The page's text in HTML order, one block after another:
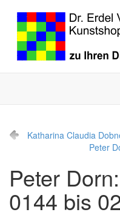
Katharina Claudia
Peter
Peter Dorn:
0144 bis